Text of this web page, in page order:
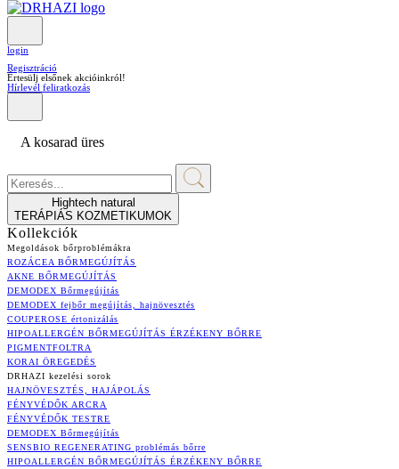
login
Regisztráció
Értesülj elsőnek akcióinkról!
Hírlevél feliratkozás
A kosarad üres
Hightech natural
TERÁPIÁS KOZMETIKUMOK
Kollekciók
Megoldások bőrproblémákra
ROZÁCEA BŐRMEGÚJÍTÁS
AKNE BŐRMEGÚJÍTÁS
DEMODEX Bőrmegújítás
DEMODEX fejbőr megújítás, hajnövesztés
COUPEROSE értonizálás
HIPOALLERGÉN BŐRMEGÚJÍTÁS ÉRZÉKENY BŐRRE
PIGMENTFOLTRA
KORAI ÖREGEDÉS
DRHAZI kezelési sorok
HAJNÖVESZTÉS, HAJÁPOLÁS
FÉNYVÉDŐK ARCRA
FÉNYVÉDŐK TESTRE
DEMODEX Bőrmegújítás
SENSBIO REGENERATING problémás bőrre
HIPOALLERGÉN BŐRMEGÚJÍTÁS ÉRZÉKENY BŐRRE